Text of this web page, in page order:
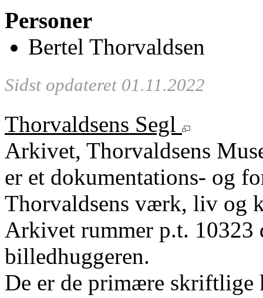
Personer
Bertel Thorvaldsen
Sidst opdateret 01.11.2022
Thorvaldsens Segl
Arkivet, Thorvaldsens
er et dokumentations- og
Thorvaldsens værk, liv og
Arkivet rummer p.t.
billedhuggeren.
De er de primære